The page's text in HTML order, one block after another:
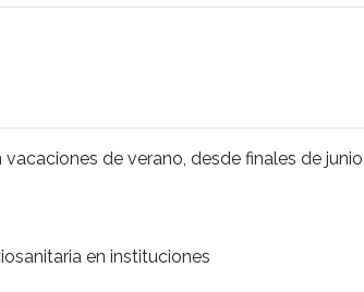
de verano, desde finales de
en instituciones